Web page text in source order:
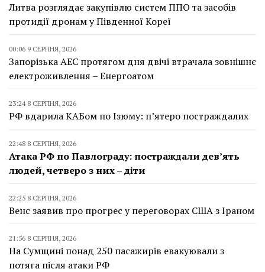
Литва розглядає закупівлю систем ППО та засобів
протидії дронам у Південної Кореї
00:06 9 СЕРПНЯ, 2026
Запорізька АЕС протягом дня двічі втрачала зовнішнє
електроживлення – Енергоатом
23:24 8 СЕРПНЯ, 2026
РФ вдарила КАБом по Ізюму: п’ятеро постраждалих
22:48 8 СЕРПНЯ, 2026
Атака РФ по Павлограду: постраждали дев’ять
людей, четверо з них – діти
22:25 8 СЕРПНЯ, 2026
Венс заявив про прогрес у переговорах США з Іраном
21:56 8 СЕРПНЯ, 2026
На Сумщині понад 250 пасажирів евакуювали з
потяга після атаки РФ